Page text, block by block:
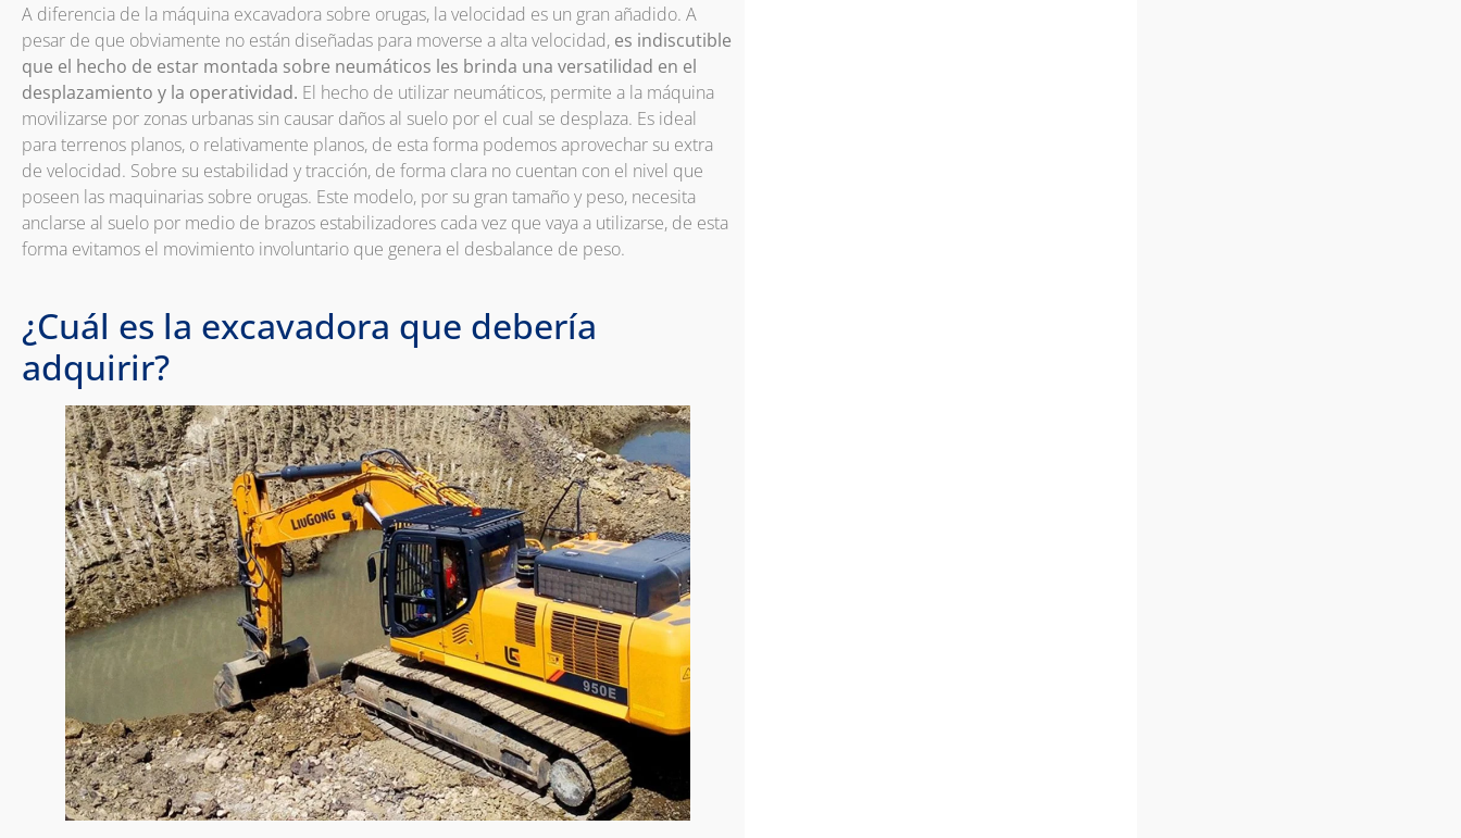
A diferencia de la máquina excavadora sobre orugas, la velocidad es un gran añadido. A
pesar de que obviamente no están diseñadas para moverse a alta velocidad, es indiscutible
que el hecho de estar montada sobre neumáticos les brinda una versatilidad en el
desplazamiento y la operatividad. El hecho de utilizar neumáticos, permite a la máquina
movilizarse por zonas urbanas sin causar daños al suelo por el cual se desplaza. Es ideal
para terrenos planos, o relativamente planos, de esta forma podemos aprovechar su extra
de velocidad. Sobre su estabilidad y tracción, de forma clara no cuentan con el nivel que
poseen las maquinarias sobre orugas. Este modelo, por su gran tamaño y peso, necesita
anclarse al suelo por medio de brazos estabilizadores cada vez que vaya a utilizarse, de esta
forma evitamos el movimiento involuntario que genera el desbalance de peso.
¿Cuál es la excavadora que debería
adquirir?